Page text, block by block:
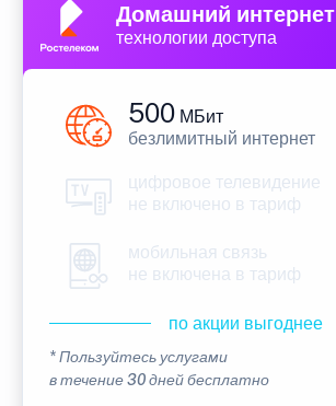
Домашний интернет
технологии доступа
500 МБит
безлимитный интернет
цифровое телевидение
не включено в тариф
мобильная связь
не включена в тариф
по акции выгоднее
* Пользуйтесь услугами
в течение 30 дней бесплатно